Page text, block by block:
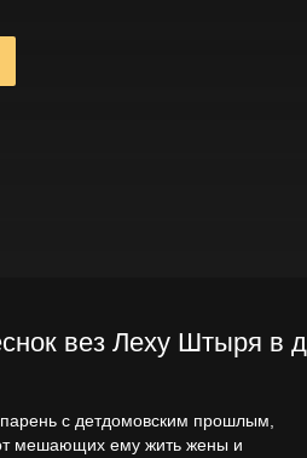
вез Леху Штыря в
с детдомовским прошлым,
мешающих ему жить жены и